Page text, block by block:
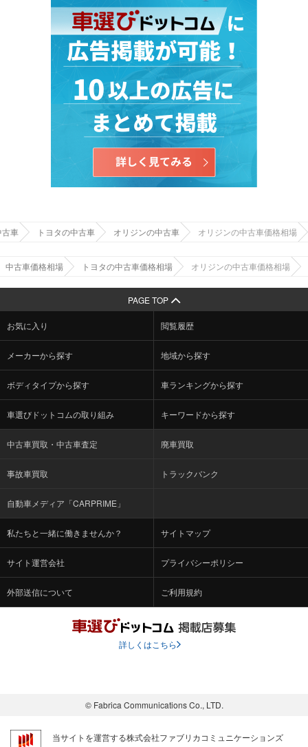
古車 トヨタの中古車 オリジンの中古車 オリジンの中古車価格相場
中古車価格相場 トヨタの中古車価格相場 オリジンの中古車価格相場
PAGE TOP
お気に入り 閲覧履歴
メーカーから探す 地域から探す
ボディタイプから探す 車ランキングから探す
車選びドットコムの取り組み キーワードから探す
中古車買取・中古車査定 廃車買取
事故車買取 トラックバンク
自動車メディア「CARPRIME」
私たちと一緒に働きませんか？ サイトマップ
サイト運営会社 プライバシーポリシー
外部送信について ご利用規約
詳しくはこちら
© Fabrica Communications Co., LTD.
当サイトを運営する株式会社ファブリカコミュニケーションズ